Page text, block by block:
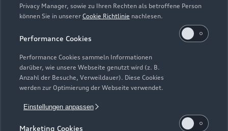
Privacy Manager, sowie zu Ihren Rechten als betroffene Person
können Sie in unserer Cookie Richtlinie nachlesen.
Performance Cookies
Performance Cookies sammeln Informationen
darüber, wie unsere Webseite genutzt wird (z. B.
Anzahl der Besuche, Verweildauer). Diese Cookies
werden zur Optimierung der Webseite verwendet.
Einstellungen anpassen
Marketing Cookies
Modelle vergleichen
Elektromodelle
Plug-in-Hybride
Gebrauchtwagensuche
Gebrauchtwagen
Finanzierung
Aktionen & Angebote
Geschäftskunden
Service & Zubehör
Audi Services
Garantie
Audi digital services
Kundenservice
Über Audi
Unternehmen